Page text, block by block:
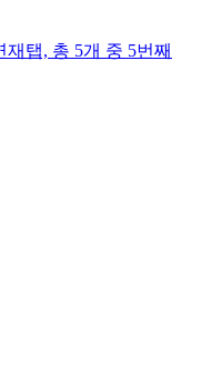
재 탭, 총 5개 중 5번째